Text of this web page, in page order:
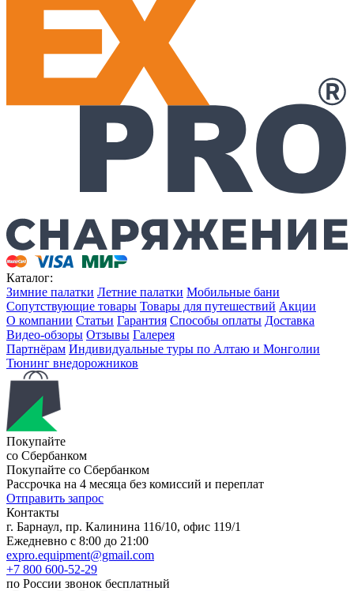
Каталог:
Зимние палатки Летние палатки Мобильные бани
Сопутствующие товары Товары для путешествий Акции
О компании Статьи Гарантия Способы оплаты Доставка
Видео-обзоры Отзывы Галерея
Партнёрам Индивидуальные туры по Алтаю и Монголии
Тюнинг внедорожников
Покупайте
со Сбербанком
Покупайте со Сбербанком
Рассрочка на 4 месяца без комиссий и переплат
Отправить запрос
Контакты
г. Барнаул, пр. Калинина 116/10, офис 119/1
Ежедневно с 8:00 до 21:00
expro.equipment@gmail.com
+7 800 600-52-29
по России звонок бесплатный